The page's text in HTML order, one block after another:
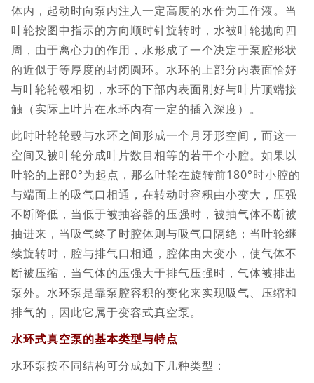
体内，起动时向泵内注入一定高度的水作为工作液。当
叶轮按图中指示的方向顺时针旋转时，水被叶轮抛向四
周，由于离心力的作用，水形成了一个决定于泵腔形状
的近似于等厚度的封闭圆环。水环的上部分内表面恰好
与叶轮轮毂相切，水环的下部内表面刚好与叶片顶端接
触（实际上叶片在水环内有一定的插入深度）。
此时叶轮轮毂与水环之间形成一个月牙形空间，而这一
空间又被叶轮分成叶片数目相等的若干个小腔。如果以
叶轮的上部0°为起点，那么叶轮在旋转前180°时小腔的
与端面上的吸气口相通，在转动时容积由小变大，压强
不断降低，当低于被抽容器的压强时，被抽气体不断被
抽进来，当吸气终了时腔体则与吸气口隔绝；当叶轮继
续旋转时，腔与排气口相通，腔体由大变小，使气体不
断被压缩，当气体的压强大于排气压强时，气体被排出
泵外。水环泵是靠泵腔容积的变化来实现吸气、压缩和
排气的，因此它属于变容式真空泵。
水环式真空泵的基本类型与特点
水环泵按不同结构可分成如下几种类型：